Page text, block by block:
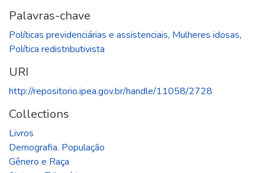
Palavras-chave
Políticas previdenciárias e assistenciais, Mulheres idosas,
Política redistributivista
URI
http://repositorio.ipea.gov.br/handle/11058/2728
Collections
Livros
Demografia. População
Gênero e Raça